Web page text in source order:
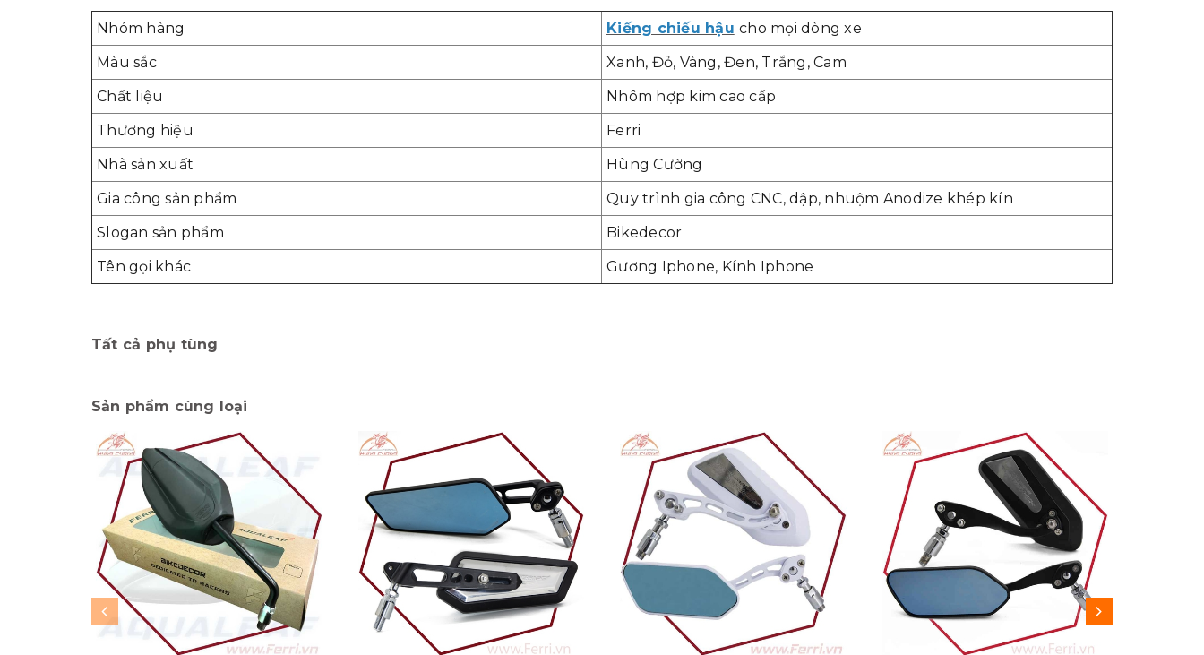
Nhóm hàng Kiếng chiếu hậu cho mọi dòng xe
Màu sắc
Xanh, Đỏ, Vàng, Đen, Trắng, Cam
Chất liệu
Nhôm hợp kim cao cấp
Thương hiệu
Ferri
Nhà sản xuất
Hùng Cường
Gia công sản phẩm
Quy trình gia công CNC, dập, nhuộm Anodize khép kín
Slogan sản phẩm
Bikedecor
Tên gọi khác
Gương Iphone, Kính Iphone
Tất cả phụ tùng
Sản phẩm cùng loại